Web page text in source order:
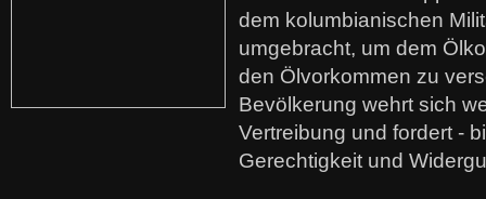
dem kolumbianischen
umgebracht, um dem
den Ölvorkommen zu
Bevölkerung wehrt sich
Vertreibung und fordert -
Gerechtigkeit und